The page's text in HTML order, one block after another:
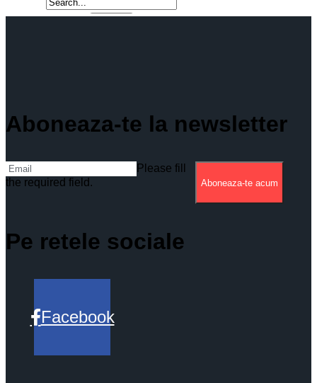
Aboneaza-te la newsletter
Please fill
the required field.
Aboneaza-te acum
Pe retele sociale
Facebook